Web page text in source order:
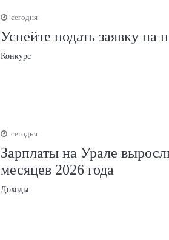
сегодня
Успейте подать заявку на
Конкурс
сегодня
Зарплаты на Урале
месяцев 2026 года
Доходы